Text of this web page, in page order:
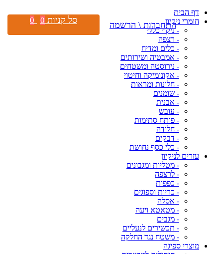
דף הבית
חומרי ניקיון
- ניקוי כללי
- רצפה
- כלים ומדיח
- אמבטיה ושירותים
- נירוסטה ומשטחים
- אקונומיקה וחיטוי
- חלונות ומראות
- שומנים
- אבנית
- עובש
- פותח סתימות
- חלודה
- דבקים
- כלי כסף נחושת
עזרים לניקיון
- מטליות ומגבונים
- לרצפה
- כפפות
- כריות וספוגים
- אסלה
- מטאטא ויעה
- מגבים
- תכשירים לנעליים
- משטח נגד החלקה
מוצרי ספיגה
התחברות \ הרשמה סל קניות 0
0